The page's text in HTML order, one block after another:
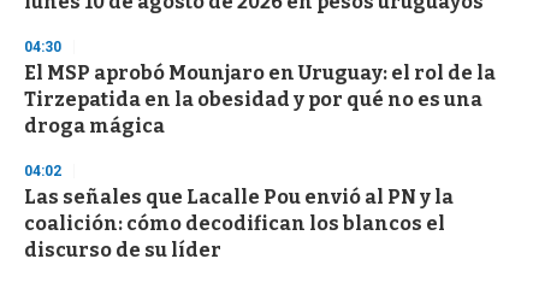
04:30
El MSP aprobó Mounjaro en Uruguay: el rol de la
Tirzepatida en la obesidad y por qué no es una
droga mágica
04:02
Las señales que Lacalle Pou envió al PN y la
coalición: cómo decodifican los blancos el
discurso de su líder